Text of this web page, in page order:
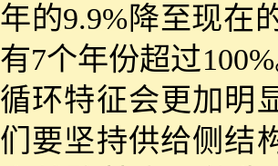
年的9.9%降至现在
有7个年份超过
循环特征会更加明
们要坚持供给侧结